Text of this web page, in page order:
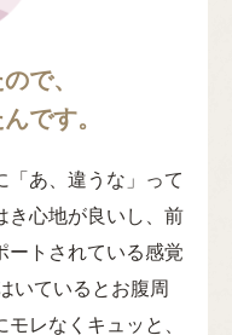
で、
です。
「あ、違うな」って
き心地が良いし、前
ートされている感覚
いているとお腹周
レなくキュッと、